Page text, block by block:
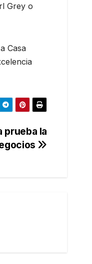
Grey o
Casa
prueba la